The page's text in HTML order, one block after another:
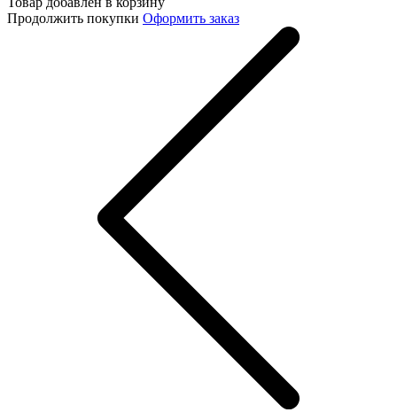
Продолжить покупки Оформить заказ